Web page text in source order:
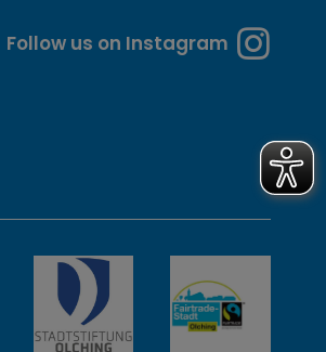
Follow us on Instagram